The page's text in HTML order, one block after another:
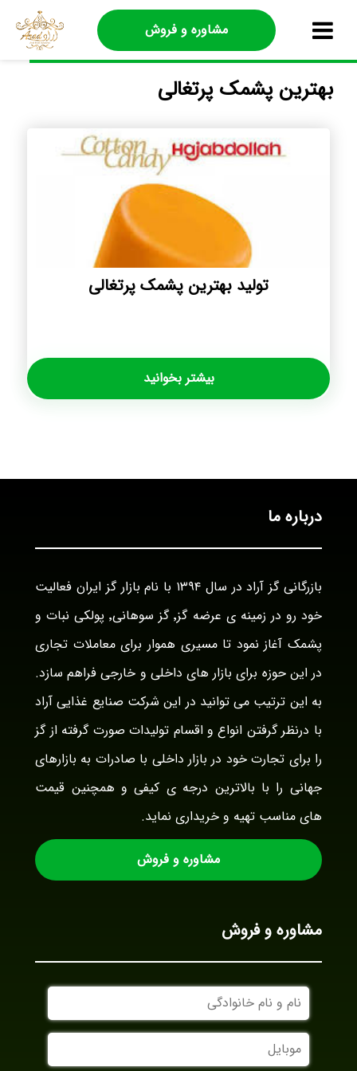
مشاوره و فروش
بهترین پشمک پرتغالی
تولید بهترین پشمک پرتغالی
بیشتر بخوانید
درباره ما
بازرگانی گز آراد در سال ۱۳۹۴ با نام بازار گز ایران فعالیت
خود رو در زمینه ی عرضه گز٬ گز سوهانی٬ پولکی نبات و
پشمک آغاز نمود تا مسیری هموار برای معاملات تجاری
در این حوزه برای بازار های داخلی و خارجی فراهم سازد.
به این ترتیب می توانید در این شرکت صنایع غذایی آراد
با درنظر گرفتن انواع و اقسام تولیدات صورت گرفته از گز
را برای تجارت خود در بازار داخلی با صادرات به بازارهای
جهانی را با بالاترین درجه ی کیفی و همچنین قیمت
های مناسب تهیه و خریداری نماید.
مشاوره و فروش
مشاوره و فروش
نام
و
نام
خانوادگی
موبایل